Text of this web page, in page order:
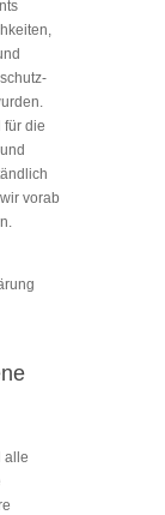
für die
vorab
alle